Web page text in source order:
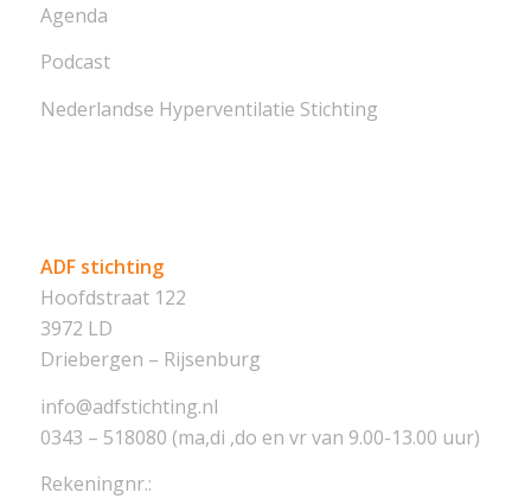
Agenda
Podcast
Nederlandse Hyperventilatie Stichting
ADF stichting
Hoofdstraat 122
3972 LD
Driebergen – Rijsenburg
info@adfstichting.nl
0343 – 518080 (ma,di ,do en vr van 9.00-13.00 uur)
Rekeningnr.: